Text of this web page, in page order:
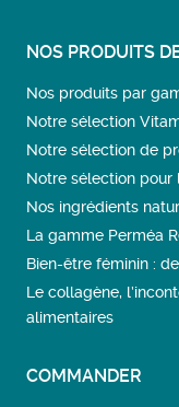
NOS PRODUITS
Nos produits par
Notre sélection
Notre sélection de
Notre sélection pour
Nos ingrédients
La gamme Perméa
Bien-être féminin :
Le collagène,
alimentaires
COMMANDER